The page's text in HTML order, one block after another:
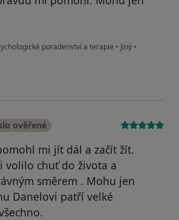
poradenství a terapie • Jiný •
účet byl odstraněn
ověřené
mi jít dál a začít žít.
volilo chuť do života a
směrem . Mohu jen
Danelovi patří velké